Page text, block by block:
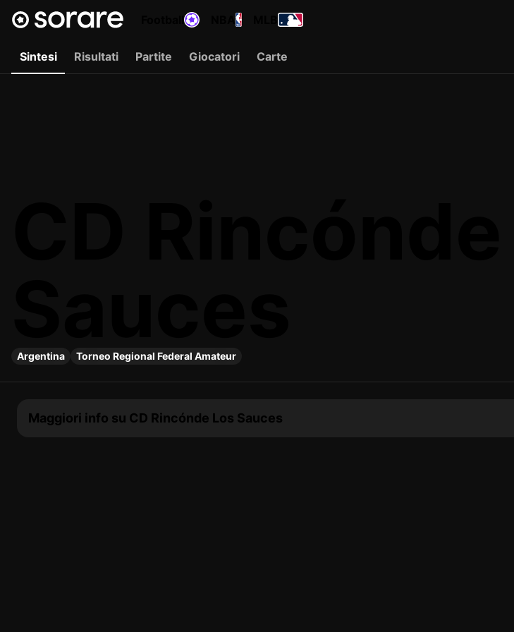
Sintesi Risultati Partite Giocatori Carte
Argentina Torneo Regional Federal Amateur
Maggiori info su CD Rincónde Los Sauces